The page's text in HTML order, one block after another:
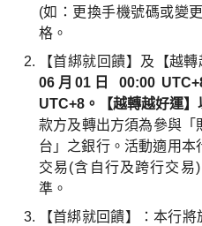
(如：更換手機號碼或變
格。
【首綁就回饋】及【越
06月01日 00:00
UTC+8。【越轉越好運
款方及轉出方須為參與
台」之銀行。活動適用
交易(含自行及跨行交易
準。
【首綁就回饋】：本行